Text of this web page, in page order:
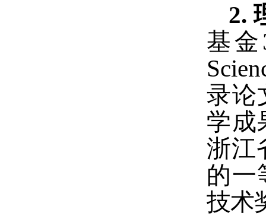
2.
基金
录论
学成
浙江
的一
技术